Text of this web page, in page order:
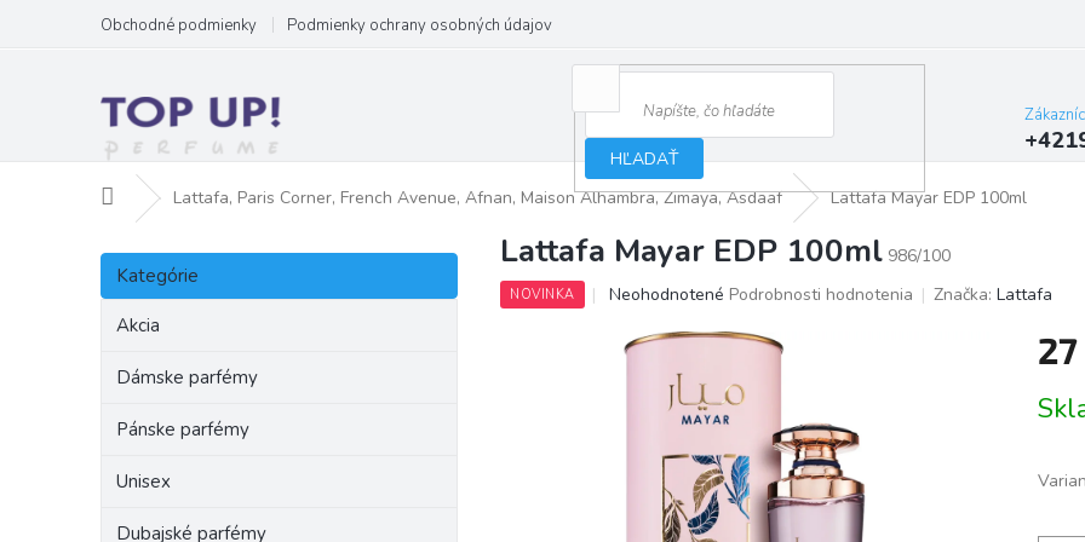
obsah
Obchodné podmienky Podmienky ochrany osobných údajov
HĽADAŤ
DomovLattafa, Paris Corner, French Avenue, Afnan, Maison Alhambra, Zimaya, Asdaaf Lattafa Mayar EDP 100ml
B
č
Preskočiť
kategórie
Kategórie
Akcia
Dámske parfémy
Pánske parfémy
Unisex
Dubajské parfémy
Lattafa Mayar EDP 100ml 986/100
NOVINKA
Priemerné
produktu
hviezdičiek.
Neohodnotené Podrobnosti hodnotenia Značka: Lattafa
cena: